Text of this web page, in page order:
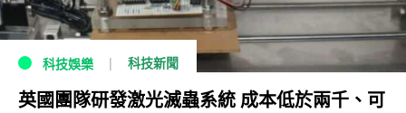
科技娛樂 科技新聞
英國團隊研發激光滅蟲系統 成本低於兩千、可